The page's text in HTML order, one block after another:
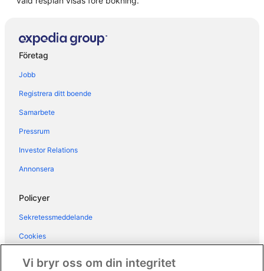
Hotell i Orentano
Hotell i Pescia
Hotell i Pian degli Ontani
Hotell i Pian di Novello
Hotell i Vorno
Hotell i Lucca
Hotell i Luccas historiska centrum
Företag
Jobb
Registrera ditt boende
Samarbete
Pressrum
Investor Relations
Annonsera
Policyer
Sekretessmeddelande
Cookies
Vi bryr oss om din integritet